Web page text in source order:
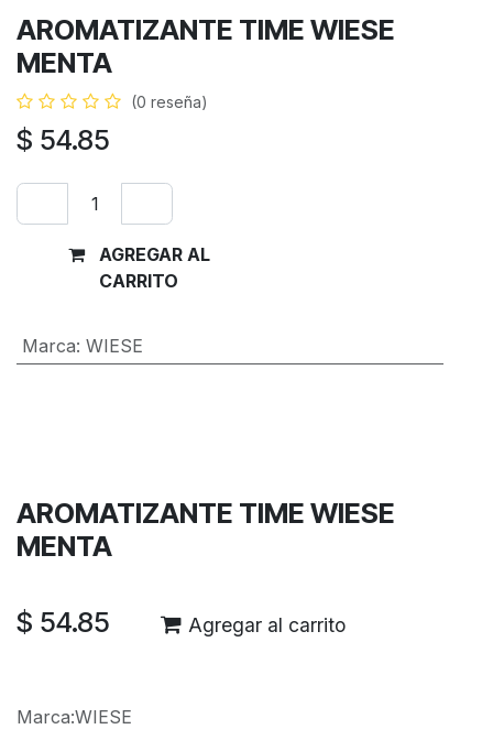
AROMATIZANTE TIME WIESE
MENTA
(0 reseña)
$ 54.85
AGREGAR AL
CARRITO
Marca: WIESE
AROMATIZANTE TIME WIESE
MENTA
$ 54.85 Agregar al carrito
Marca:WIESE